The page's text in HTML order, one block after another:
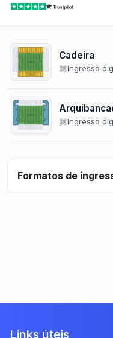
Cadeira
Ingresso
Ingresso
Formatos de
Links úteis